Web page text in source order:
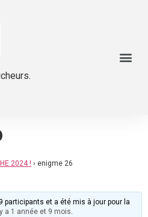
2024 ! › enigme 26
participants et a été mis à jour pour la
a 1 année et 9 mois.